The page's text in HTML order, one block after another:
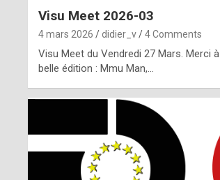
m
Visu Meet 2026-03
4 mars 2026 didier_v 4 Comments
Visu Meet du Vendredi 27 Mars. Merci
belle édition : Mmu Man,…